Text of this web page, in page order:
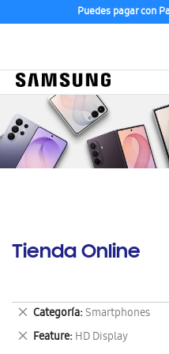
Puedes pagar con
Compra con ENVÍO
Tienda Online
Categoría Smartphones
Eliminar
este
artículo
Feature HD Display
Eliminar